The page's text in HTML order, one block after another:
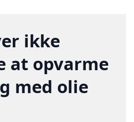
ikke
at opvarme
med olie